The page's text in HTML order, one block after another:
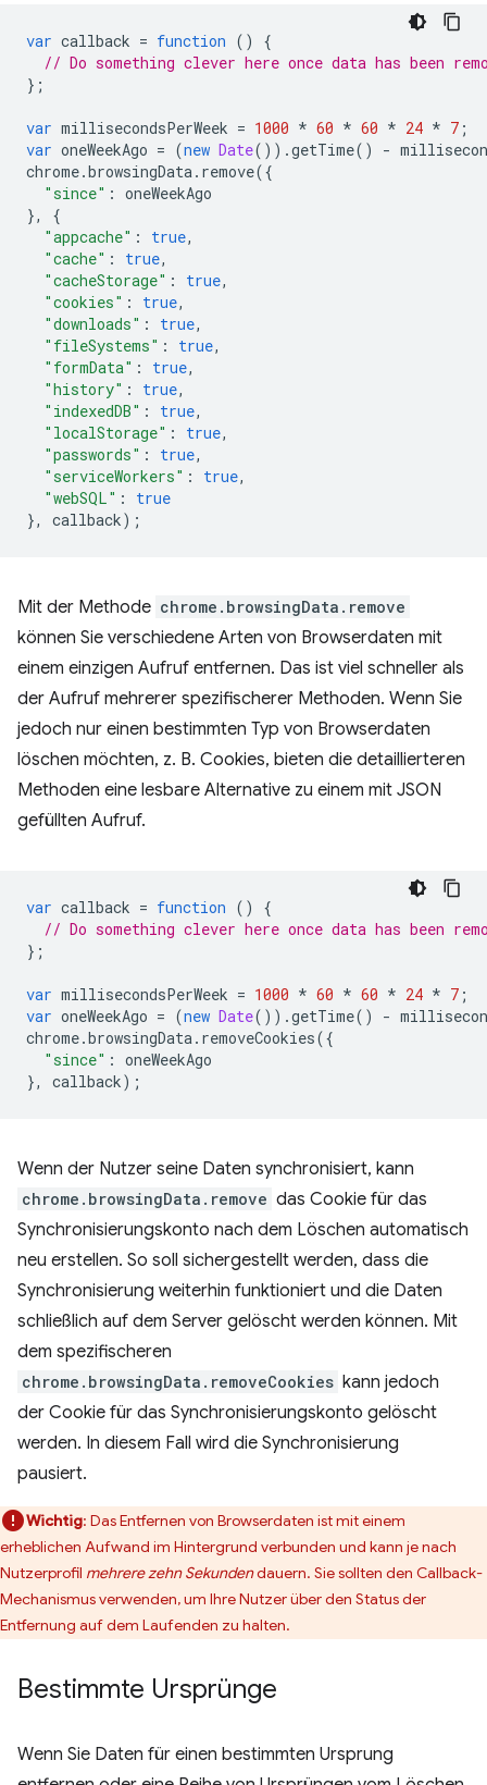
var callback = function ()
{
// Do something clever here once data has been
};
var millisecondsPerWeek = 1000 * 60 * 60 * 24 * 7 ;
var oneWeekAgo = (new Date()).getTime() -
chrome.browsingData. remove({
"since" : oneWeekAgo
},
{
"appcache" : true,
"cache" : true,
"cacheStorage" : true,
"cookies" : true,
"downloads" : true,
"fileSystems" : true,
"formData" : true,
"history" : true,
"indexedDB" : true,
"localStorage" : true,
"passwords" : true,
"serviceWorkers" : true,
"webSQL" :
true
},
callback);
Mit der Methode chrome.browsingData.remove
können Sie verschiedene Arten von Browserdaten mit
einem einzigen Aufruf entfernen. Das ist viel schneller als
der Aufruf mehrerer spezifischerer Methoden. Wenn Sie
jedoch nur einen bestimmten Typ von Browserdaten
löschen möchten, z. B. Cookies, bieten die detaillierteren
Methoden eine lesbare Alternative zu einem mit JSON
gefüllten Aufruf.
var callback = function ()
{
// Do something clever here once data has been
};
var millisecondsPerWeek = 1000 * 60 * 60 * 24 * 7 ;
var oneWeekAgo = (new Date()).getTime() -
chrome.browsingData. removeCookies({
"since" : oneWeekAgo
},
callback);
Wenn der Nutzer seine Daten synchronisiert, kann
chrome.browsingData.remove das Cookie für das
Synchronisierungskonto nach dem Löschen automatisch
neu erstellen. So soll sichergestellt werden, dass die
Synchronisierung weiterhin funktioniert und die Daten
schließlich auf dem Server gelöscht werden können. Mit
dem spezifischeren
chrome.browsingData.removeCookies kann jedoch
der Cookie für das Synchronisierungskonto gelöscht
werden. In diesem Fall wird die Synchronisierung
pausiert.
Wichtig: Das Entfernen von Browserdaten ist mit einem
erheblichen Aufwand im Hintergrund verbunden und kann je nach
Nutzerprofil mehrere zehn Sekundendauern. Sie sollten den Callback-
Mechanismus verwenden, um Ihre Nutzer über den Status der
Entfernung auf dem Laufenden zu halten.
Bestimmte Ursprünge
Wenn Sie Daten für einen bestimmten Ursprung